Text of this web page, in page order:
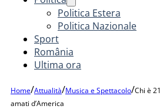
Politica Estera
Politica Nazionale
Sport
România
Ultima ora
Home/Attualità/Musica e Spettacolo/Chi è
amati d’America